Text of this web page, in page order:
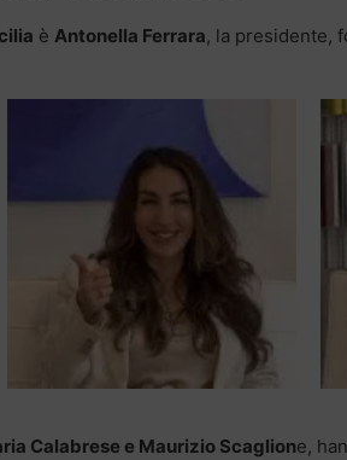
è Antonella Ferrara, la presidente,
Calabrese e Maurizio Scaglione,